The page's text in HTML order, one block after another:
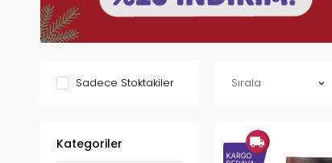
Sadece Stoktakiler
Kategoriler